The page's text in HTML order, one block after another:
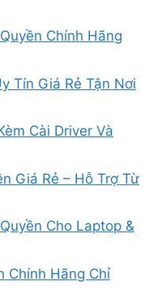
Chính Hãng
Tín Giá Rẻ Tận Nơi
Cài Driver Và
Giá Rẻ – Hỗ Trợ Từ
Cho Laptop &
Chính Hãng Chỉ